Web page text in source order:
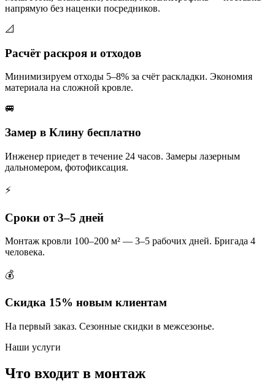
напрямую без наценки посредников.
📐
Расчёт раскроя и отходов
Минимизируем отходы 5–8% за счёт раскладки. Экономия
материала на сложной кровле.
🚐
Замер в Клину бесплатно
Инженер приедет в течение 24 часов. Замеры лазерным
дальномером, фотофиксация.
⚡
Сроки от 3–5 дней
Монтаж кровли 100–200 м² — 3–5 рабочих дней. Бригада 4
человека.
💰
Скидка 15% новым клиентам
На первый заказ. Сезонные скидки в межсезонье.
Наши услуги
Что входит в монтаж